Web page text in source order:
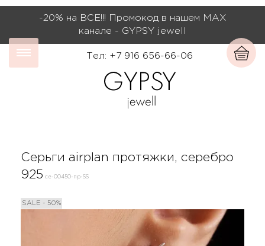
-20% на ВСЕ!!! Промокод в нашем МАХ
канале - GYPSY jewell
Тел: +7 916 656-66-06
Серьги airplan протяжки, серебро
925 се-00450-пр-SS
SALE - 50%